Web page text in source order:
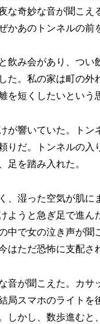
な奇妙な音が聞こ
かあのトンネルの前
飲み会があり、つ
た。私の家は町の
を短くしたいという
が響いていた。ト
りだ。トンネルの
足を踏み入れた。
、湿った空気が肌
ようと急ぎ足で進
中で女の泣き声が
はただ恐怖に支配さ
音が聞こえた。カサ
局スマホのライト
しかし、数歩進む